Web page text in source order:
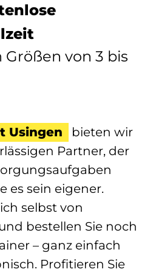
Größen von 3 bis
Usingen
bieten wir
Partner, der
es sein eigener.
selbst von
bestellen Sie noch
– ganz einfach
Profitieren Sie